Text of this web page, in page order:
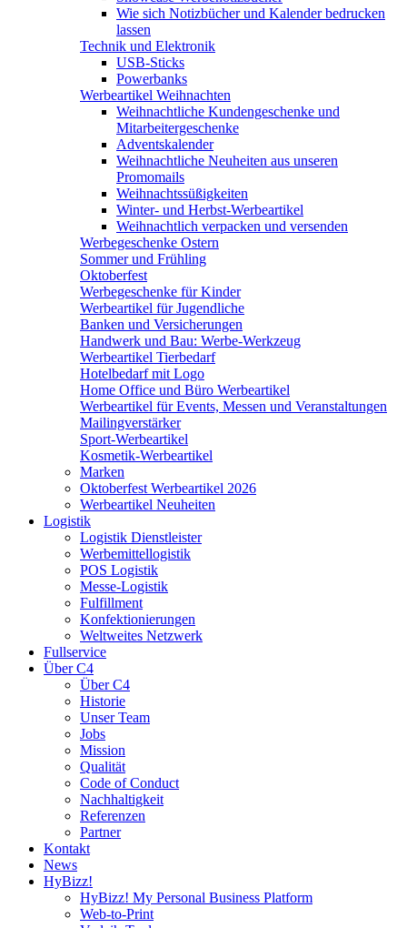
Wie sich Notizbücher und Kalender bedrucken
lassen
Technik und Elektronik
USB-Sticks
Powerbanks
Werbeartikel Weihnachten
Weihnachtliche Kundengeschenke und
Mitarbeitergeschenke
Adventskalender
Weihnachtliche Neuheiten aus unseren
Promomails
Weihnachtssüßigkeiten
Winter- und Herbst-Werbeartikel
Weihnachtlich verpacken und versenden
Werbegeschenke Ostern
Sommer und Frühling
Oktoberfest
Werbegeschenke für Kinder
Werbeartikel für Jugendliche
Banken und Versicherungen
Handwerk und Bau: Werbe-Werkzeug
Werbeartikel Tierbedarf
Hotelbedarf mit Logo
Home Office und Büro Werbeartikel
Werbeartikel für Events, Messen und Veranstaltungen
Mailingverstärker
Sport-Werbeartikel
Kosmetik-Werbeartikel
Marken
Oktoberfest Werbeartikel 2026
Werbeartikel Neuheiten
Logistik
Logistik Dienstleister
Werbemittellogistik
POS Logistik
Messe-Logistik
Fulfillment
Konfektionierungen
Weltweites Netzwerk
Fullservice
Über C4
Über C4
Historie
Unser Team
Jobs
Mission
Qualität
Code of Conduct
Nachhaltigkeit
Referenzen
Partner
Kontakt
News
HyBizz!
HyBizz! My Personal Business Platform
Web-to-Print